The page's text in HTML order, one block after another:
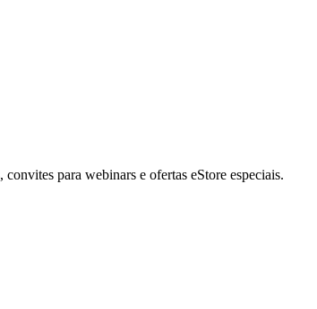
para webinars e ofertas eStore especiais.